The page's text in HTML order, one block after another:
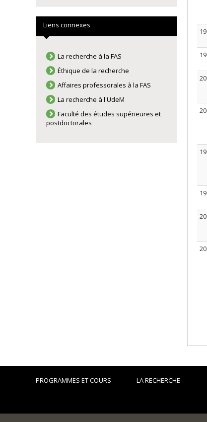
Liens connexes
La recherche à la FAS
Éthique de la recherche
Affaires professorales à la FAS
La recherche à l'UdeM
Faculté des études supérieures et
postdoctorales
PROGRAMMES ET COURS LA RECHERCHE